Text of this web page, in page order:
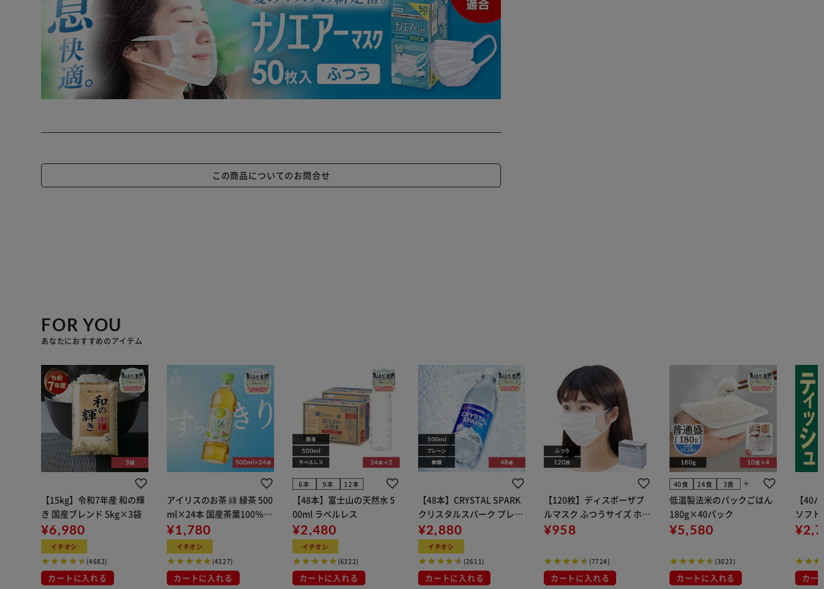
この商品についてのお問合せ
FOR YOU
あなたにおすすめのアイテム
【15kg】令和7年産 和の輝
き 国産ブレンド 5kg×3袋
¥6,980
イチオシ
(4682)
カートに入れる
アイリスのお茶 綠 緑茶 500
ml×24本 国産茶葉100％使
用
¥1,780
イチオシ
(4327)
カートに入れる
6本 9本 12本
【48本】富士山の天然水 5
00ml ラベルレス
¥2,480
イチオシ
(6322)
カートに入れる
【48本】CRYSTAL SPARK
クリスタルスパーク プレー
ン 500ml
¥2,880
イチオシ
(2611)
カートに入れる
【120枚】ディスポーザブ
ルマスク ふつうサイズ ホワ
イト 大容量 DISPOSABLE
布
¥958
(7724)
カートに入れる
40食 24食 3食 add
低温製法米のパックごはん
180g×40パック
¥5,580
(3023)
カートに入れる
【40
ソフ
組) 5
カー